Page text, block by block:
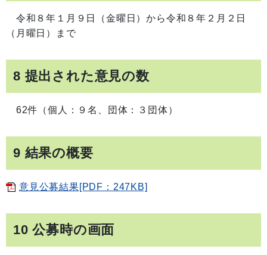
令和８年１月９日（金曜日）から令和８年２月２日
（月曜日）まで
8 提出された意見の数
62件（個人：９名、団体：３団体）
9 結果の概要
意見公募結果[PDF：247KB]
10 公募時の画面